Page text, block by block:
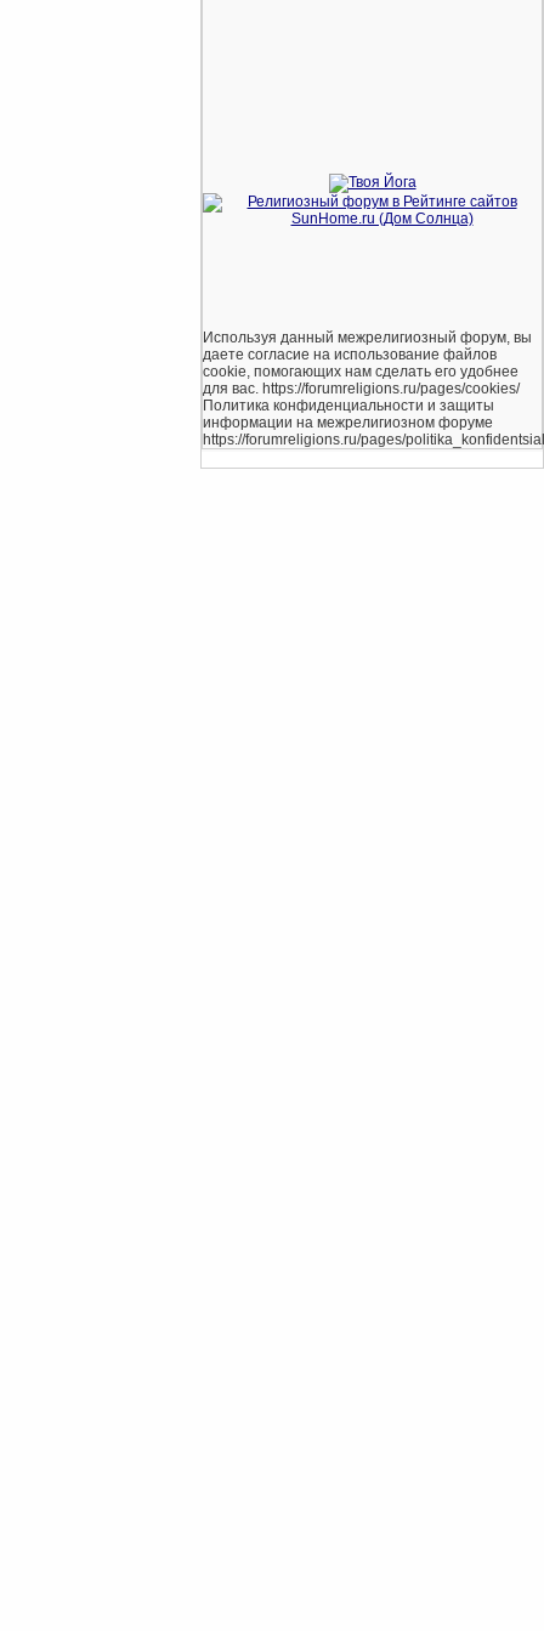
Используя данный межрелигиозный форум, вы
даете согласие на использование файлов
cookie, помогающих нам сделать его удобнее
для вас. https://forumreligions.ru/pages/cookies/
Политика конфиденциальности и защиты
информации на межрелигиозном форуме
https://forumreligions.ru/pages/